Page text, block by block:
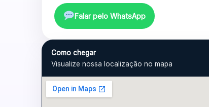
Falar pelo WhatsApp
Como chegar
Visualize nossa localização no mapa